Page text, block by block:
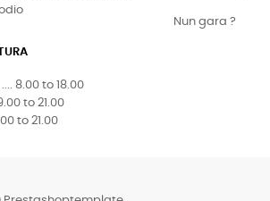
8.00 to 18.00
to 21.00
to 21.00
Nun gara ?